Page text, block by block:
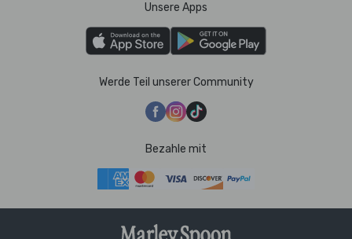
Unsere Apps
Werde Teil unserer Community
Bezahle mit